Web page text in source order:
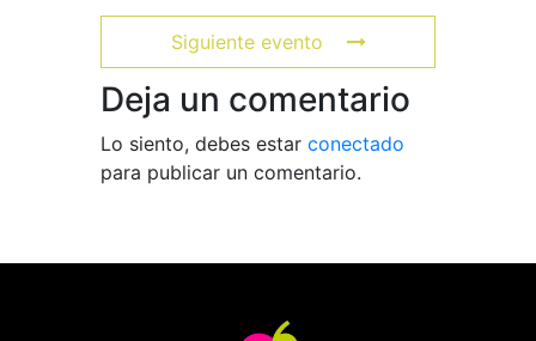
Siguiente evento
Deja un comentario
Lo siento, debes estar conectado
para publicar un comentario.